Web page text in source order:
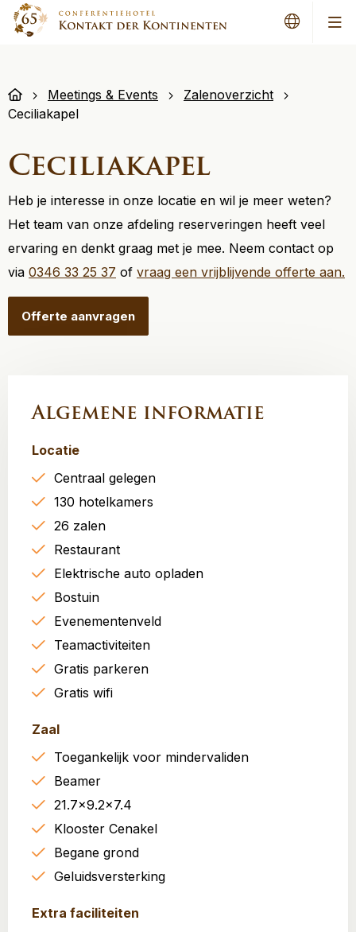
Meetings & Events
Zalenoverzicht
Ceciliakapel
Ceciliakapel
Heb je interesse in onze locatie en wil je meer weten?
Het team van onze afdeling reserveringen heeft veel
ervaring en denkt graag met je mee. Neem contact op
via 0346 33 25 37 of vraag een vrijblijvende offerte aan.
Offerte aanvragen
Algemene informatie
Locatie
Centraal gelegen
130 hotelkamers
26 zalen
Restaurant
Elektrische auto opladen
Bostuin
Evenementenveld
Teamactiviteiten
Gratis parkeren
Gratis wifi
Zaal
Toegankelijk voor mindervaliden
Beamer
21.7x9.2x7.4
Klooster Cenakel
Begane grond
Geluidsversterking
Extra faciliteiten